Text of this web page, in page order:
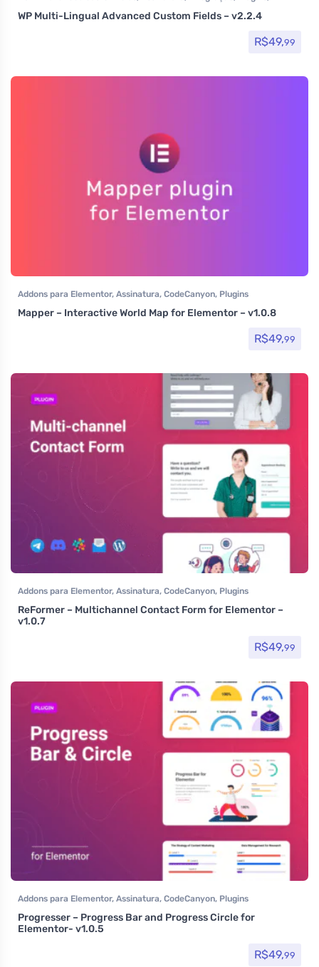
Tradução
WP Multi-Lingual Advanced Custom Fields – v2.2.4
R$49,99
Addons para Elementor, Assinatura, CodeCanyon, Plugins
Mapper – Interactive World Map for Elementor – v1.0.8
R$49,99
Addons para Elementor, Assinatura, CodeCanyon, Plugins
ReFormer – Multichannel Contact Form for Elementor –
v1.0.7
R$49,99
Addons para Elementor, Assinatura, CodeCanyon, Plugins
Progresser – Progress Bar and Progress Circle for
Elementor- v1.0.5
R$49,99